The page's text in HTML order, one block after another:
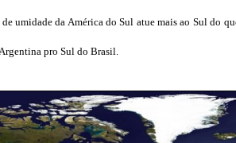
umidade da América do Sul atue mais ao Sul do
pro Sul do Brasil.